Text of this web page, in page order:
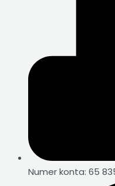
Numer konta: 65